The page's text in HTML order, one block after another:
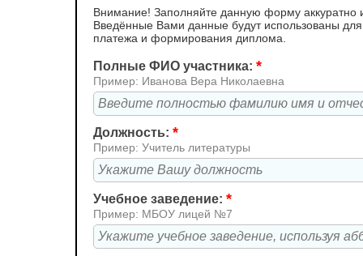
Внимание! Заполняйте данную форму аккуратно
Введённые Вами данные будут использованы
платежа и формирования диплома.
Полные ФИО участника: *
Пример: Иванова Вера Николаевна
Должность: *
Пример: Учитель литературы
Учебное заведение: *
Пример: МБОУ лицей №7